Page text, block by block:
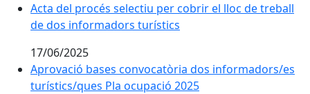
Acta del procés selectiu per cobrir el lloc de treball
de dos informadors turístics
17/06/2025
Aprovació bases convocatòria dos informadors/es
turístics/ques Pla ocupació 2025